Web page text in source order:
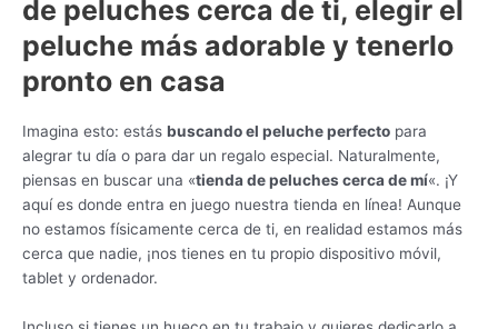
de peluches cerca de ti, elegir el
peluche más adorable y tenerlo
pronto en casa
Imagina esto: estás buscando el peluche perfecto para
alegrar tu día o para dar un regalo especial. Naturalmente,
piensas en buscar una «tienda de peluches cerca de mí«. ¡Y
aquí es donde entra en juego nuestra tienda en línea! Aunque
no estamos físicamente cerca de ti, en realidad estamos más
cerca que nadie, ¡nos tienes en tu propio dispositivo móvil,
tablet y ordenador.